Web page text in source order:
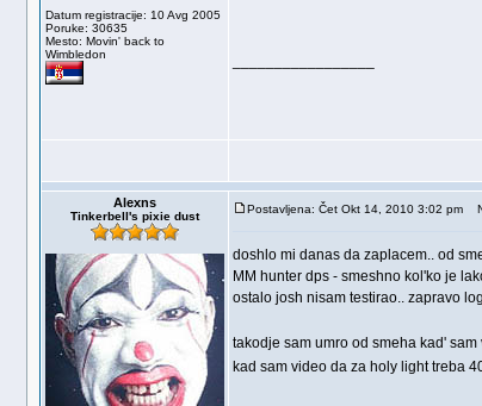
Datum registracije: 10 Avg 2005
Poruke: 30635
Mesto: Movin' back to
Wimbledon
Alexns
Tinkerbell's pixie dust
Postavljena: Čet Okt 14, 2010 3:02 pm
doshlo mi danas da zaplacem.. od
MM hunter dps - smeshno kol'ko je
ostalo josh nisam testirao.. zapravo
takodje sam umro od smeha kad'
kad sam video da za holy light treba